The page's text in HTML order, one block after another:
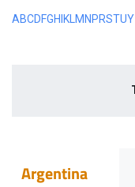
ABCDFGH KLM N PRSTUY
Argentina